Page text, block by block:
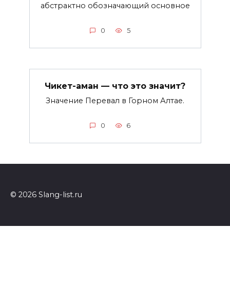
абстрактно обозначающий основное
0 5
Чикет-аман — что это значит?
Значение Перевал в Горном Алтае.
0 6
© 2026 Slang-list.ru